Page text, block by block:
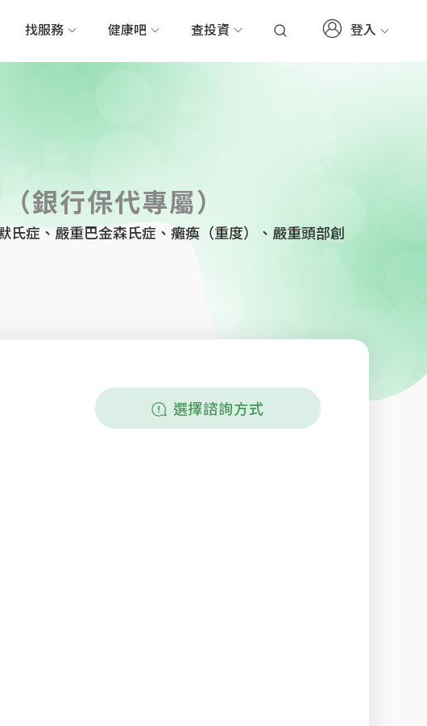
找服務 健康吧 查投資 登入
銀行保代專屬）
症、嚴重巴金森氏症、癱瘓（重度）、嚴重頭部創
選擇諮詢方式